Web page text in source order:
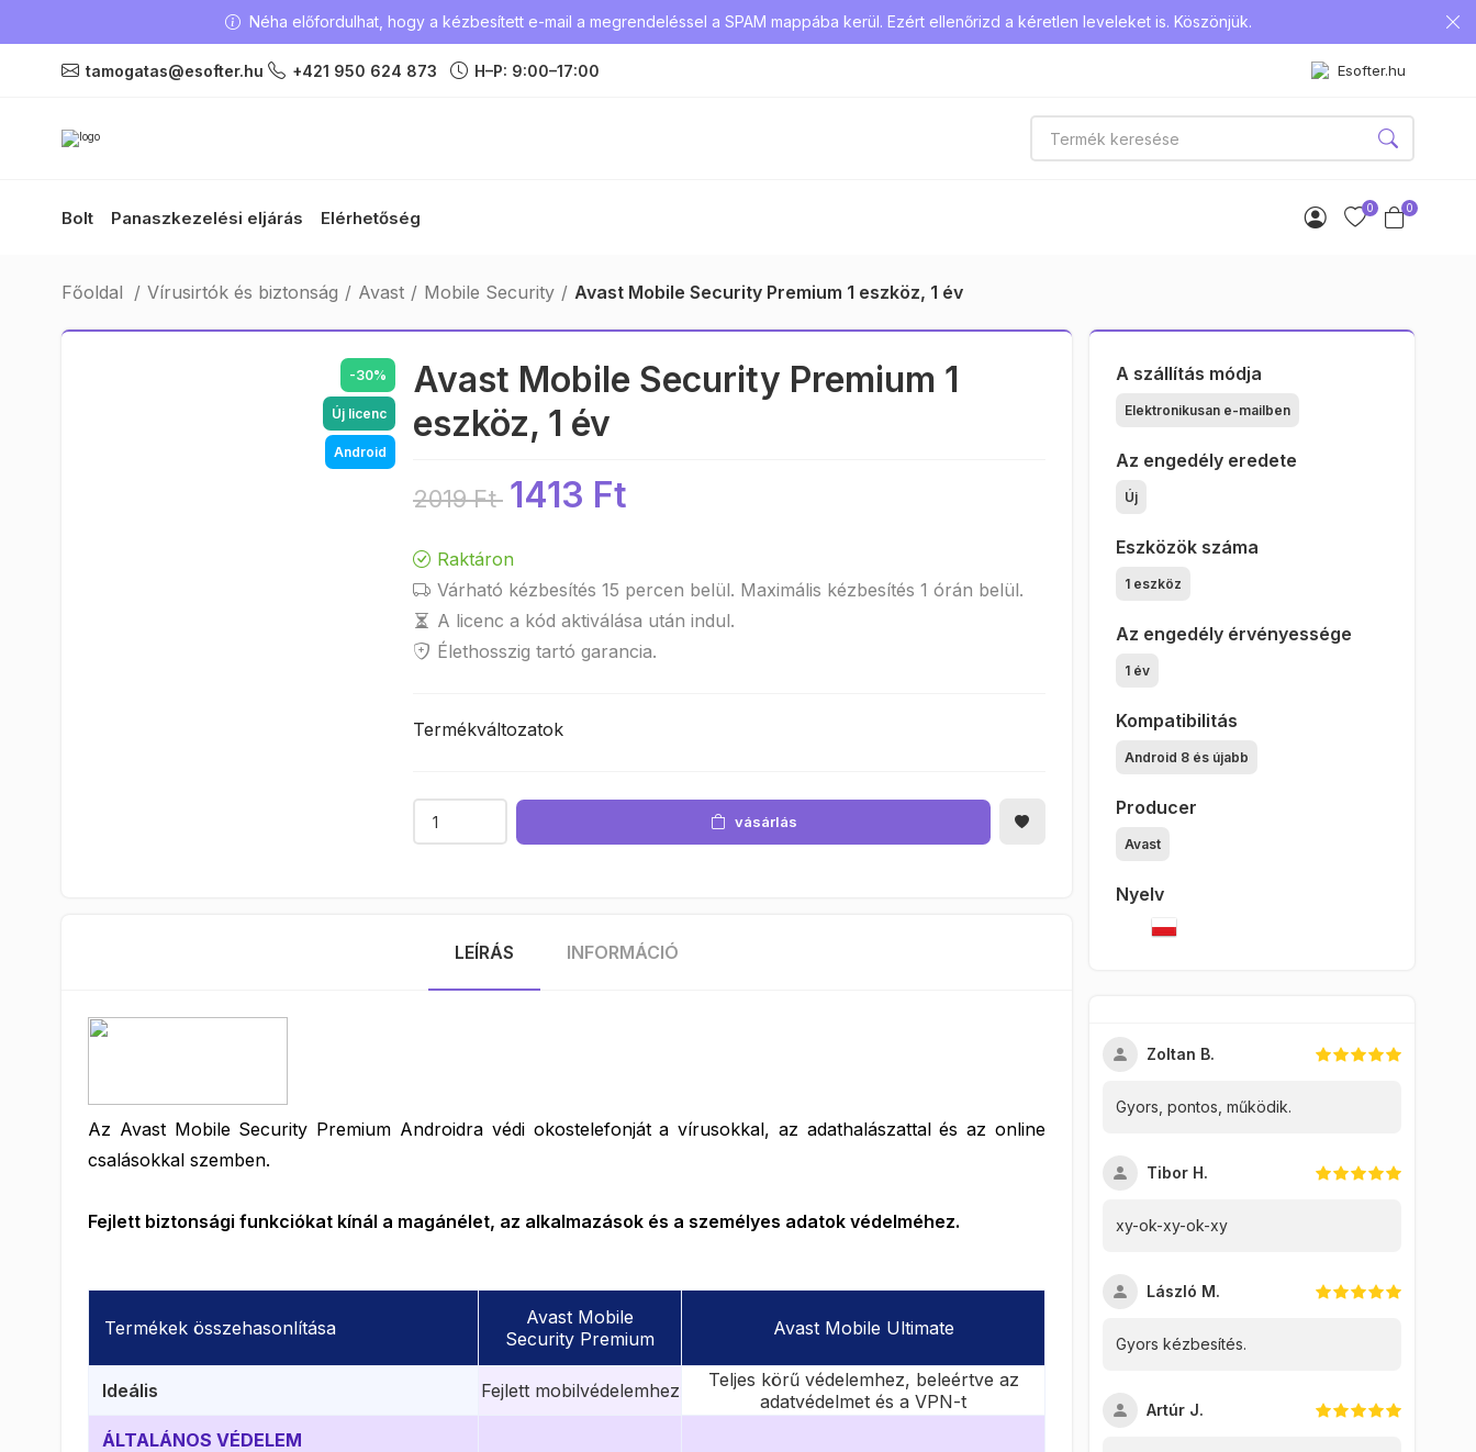
Néha előfordulhat, hogy a kézbesített e-mail a megrendeléssel a SPAM mappába kerül. Ezért ellenőrizd a kéretlen leveleket is. Köszönjük.
tamogatas@esofter.hu +421 950 624 873 H–P: 9:00–17:00 Esofter.hu
Bolt Panaszkezelési eljárás Elérhetőség 0 0
Főoldal Vírusirtók és biztonság Avast Mobile Security Avast Mobile Security Premium 1 eszköz, 1 év
-30%
Új licenc
Android
Avast Mobile Security Premium 1
eszköz, 1 év
2019 Ft 1413 Ft
Raktáron
Várható kézbesítés 15 percen belül. Maximális kézbesítés 1 órán belül.
A licenc a kód aktiválása után indul.
Élethosszig tartó garancia.
Termékváltozatok
vásárlás
LEÍRÁS INFORMÁCIÓ
Az Avast Mobile Security Premium Androidra védi okostelefonját a vírusokkal, az adathalászattal és az online
csalásokkal szemben.
Fejlett biztonsági funkciókat kínál a magánélet, az alkalmazások és a személyes adatok védelméhez.
Termékek összehasonlítása
Avast Mobile
Security Premium
Avast Mobile Ultimate
Ideális Fejlett mobilvédelemhez
Teljes körű védelemhez, beleértve az
adatvédelmet és a VPN-t
ÁLTALÁNOS VÉDELEM
A szállítás módja
Elektronikusan e-mailben
Az engedély eredete
Új
Eszközök száma
1 eszköz
Az engedély érvényessége
1 év
Kompatibilitás
Android 8 és újabb
Producer
Avast
Nyelv
Zoltan B.
Gyors, pontos, működik.
Tibor H.
xy-ok-xy-ok-xy
László M.
Gyors kézbesítés.
Artúr J.